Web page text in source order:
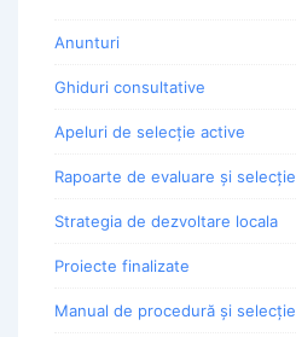
Anunturi
Ghiduri consultative
Apeluri de selecție active
Rapoarte de evaluare și selecție
Strategia de dezvoltare locala
Proiecte finalizate
Manual de procedură și selecție